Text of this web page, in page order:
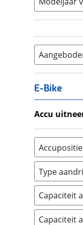
E-Bike
Accu
Nee, vast (
Accupositie
Frame (0 )
Vloer (0
Type
Trapas
Voorwiel
Capaciteit
Capaciteit